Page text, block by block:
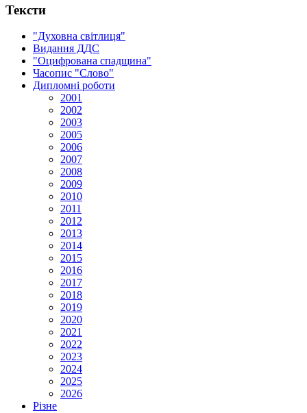
Тексти
"Духовна світлиця"
Видання ДДС
"Оцифрована спадщина"
Часопис "Слово"
Дипломні роботи
2001
2002
2003
2005
2006
2007
2008
2009
2010
2011
2012
2013
2014
2015
2016
2017
2018
2019
2020
2021
2022
2023
2024
2025
2026
Різне